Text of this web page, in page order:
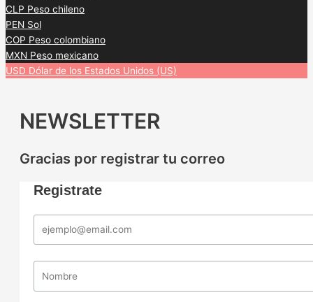
CLP Peso chileno
PEN Sol
COP Peso colombiano
MXN Peso mexicano
USD Dólar de los Estados Unidos (US)
NEWSLETTER
Gracias por registrar tu correo
Registrate